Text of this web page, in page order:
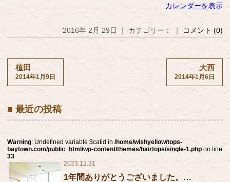
カレンダーを表示
2016年 2月 29日 ｜ カテゴリー： ｜ コメント (0)
植田
2014年1月9日
大西
2014年1月6日
■ 最近の投稿
Warning: Undefined variable $catid in/home/wishyellow/tops-
baytown.com/public_html/wp-content/themes/hairtops/single-1.php on line
33
2023.12.31
1年間ありがとうございました。…